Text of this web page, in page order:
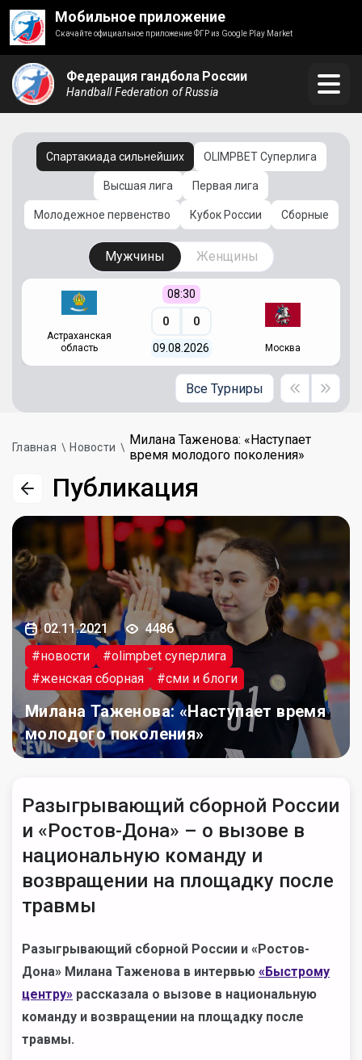
Мобильное приложение
Скачайте официальное приложение ФГР из Google Play Market
Федерация гандбола России
Handball Federation of Russia
Спартакиада сильнейших OLIMPBET Суперлига
Высшая лига Первая лига
Молодежное первенство Кубок России Сборные
Мужчины Женщины
Астраханская
область
08:30
0 0
09.08.2026 Москва
Все Турниры
Главная Новости
Милана Таженова: «Наступает
время молодого поколения»
Публикация
02.11.2021
4486
#новости
#olimpbet суперлига
#женская сборная
#сми и блоги
Милана Таженова: «Наступает время
молодого поколения»
Разыгрывающий сборной России
и «Ростов-Дона» – о вызове в
национальную команду и
возвращении на площадку после
травмы
Разыгрывающий сборной России и «Ростов-
Дона» Милана Таженова в интервью «Быстрому
центру» рассказала о вызове в национальную
команду и возвращении на площадку после
травмы.